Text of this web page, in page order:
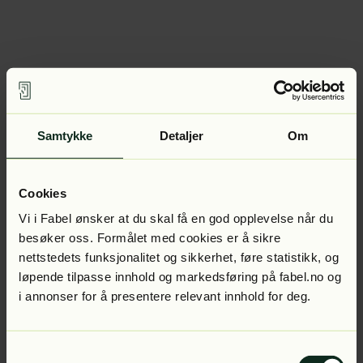
Samtykke Detaljer Om
Cookies
Vi i Fabel ønsker at du skal få en god opplevelse når du
besøker oss. Formålet med cookies er å sikre
nettstedets funksjonalitet og sikkerhet, føre statistikk, og
løpende tilpasse innhold og markedsføring på fabel.no og
i annonser for å presentere relevant innhold for deg.